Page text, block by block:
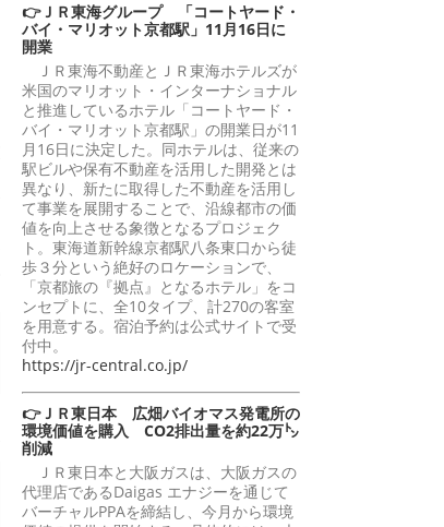
👉ＪＲ東海グループ 「コートヤード・
バイ・マリオット京都駅」11月16日に
開業
ＪＲ東海不動産とＪＲ東海ホテルズが
米国のマリオット・インターナショナル
と推進しているホテル「コートヤード・
バイ・マリオット京都駅」の開業日が11
月16日に決定した。同ホテルは、従来の
駅ビルや保有不動産を活用した開発とは
異なり、新たに取得した不動産を活用し
て事業を展開することで、沿線都市の価
値を向上させる象徴となるプロジェク
ト。東海道新幹線京都駅八条東口から徒
歩３分という絶好のロケーションで、
「京都旅の『拠点』となるホテル」をコ
ンセプトに、全10タイプ、計270の客室
を用意する。宿泊予約は公式サイトで受
付中。
https://jr-central.co.jp/
👉ＪＲ東日本 広畑バイオマス発電所の
環境価値を購入 CO2排出量を約22万㌧
削減
ＪＲ東日本と大阪ガスは、大阪ガスの
代理店であるDaigas エナジーを通じて
バーチャルPPAを締結し、今月から環境